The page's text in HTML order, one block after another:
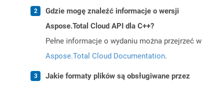
Gdzie mogę znaleźć informacje o wersji
Aspose.Total Cloud API dla C++?
Pełne informacje o wydaniu można przejrzeć w
Aspose.Total Cloud Documentation.
Jakie formaty plików są obsługiwane przez